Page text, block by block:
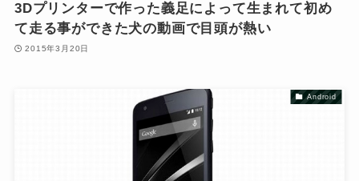
3Dプリンターで作った義足によって生まれて初め
て走る事ができた犬の動画で目頭が熱い
2015年3月20日
Android